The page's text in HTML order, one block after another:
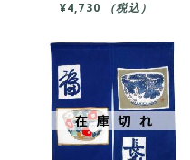
¥4,730 （税込）